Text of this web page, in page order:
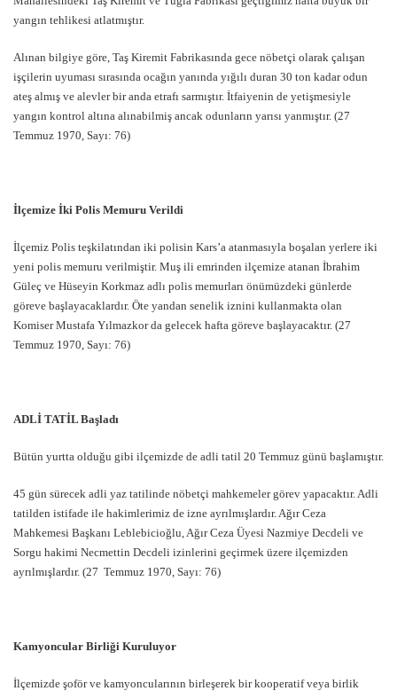
yangın tehlikesi atlatmıştır.
Alınan bilgiye göre, Taş Kiremit Fabrikasında gece nöbetçi olarak çalışan
işçilerin uyuması sırasında ocağın yanında yığılı duran 30 ton kadar odun
ateş almış ve alevler bir anda etrafı sarmıştır. İtfaiyenin de yetişmesiyle
yangın kontrol altına alınabilmiş ancak odunların yarısı yanmıştır. (27
Temmuz 1970, Sayı: 76)
İlçemize İki Polis Memuru Verildi
İlçemiz Polis teşkilatından iki polisin Kars’a atanmasıyla boşalan yerlere iki
yeni polis memuru verilmiştir. Muş ili emrinden ilçemize atanan İbrahim
Güleç ve Hüseyin Korkmaz adlı polis memurları önümüzdeki günlerde
göreve başlayacaklardır. Öte yandan senelik iznini kullanmakta olan
Komiser Mustafa Yılmazkor da gelecek hafta göreve başlayacaktır. (27
Temmuz 1970, Sayı: 76)
ADLİ TATİL Başladı
Bütün yurtta olduğu gibi ilçemizde de adli tatil 20 Temmuz günü başlamıştır.
45 gün sürecek adli yaz tatilinde nöbetçi mahkemeler görev yapacaktır. Adli
tatilden istifade ile hakimlerimiz de izne ayrılmışlardır. Ağır Ceza
Mahkemesi Başkanı Leblebicioğlu, Ağır Ceza Üyesi Nazmiye Decdeli ve
Sorgu hakimi Necmettin Decdeli izinlerini geçirmek üzere ilçemizden
ayrılmışlardır. (27 Temmuz 1970, Sayı: 76)
Kamyoncular Birliği Kuruluyor
İlçemizde şoför ve kamyoncularının birleşerek bir kooperatif veya birlik